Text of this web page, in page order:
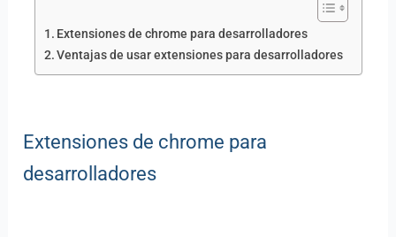
Extensiones de chrome para desarrolladores
Ventajas de usar extensiones para desarrolladores
Extensiones de chrome para
desarrolladores